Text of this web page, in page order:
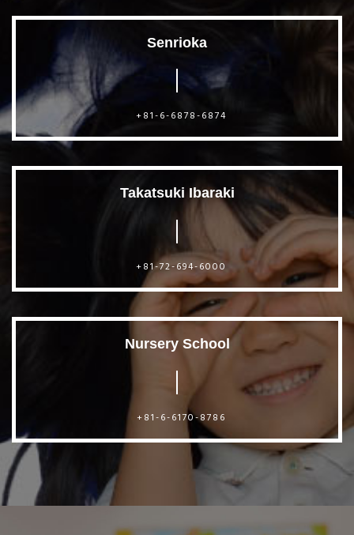
Senrioka
+81-6-6878-6874
Takatsuki Ibaraki
+81-72-694-6000
Nursery School
+81-6-6170-8786